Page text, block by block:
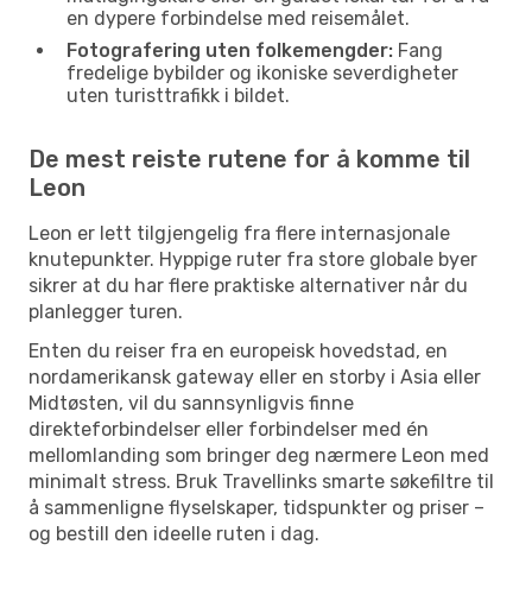
en dypere forbindelse med reisemålet.
Fotografering uten folkemengder: Fang
fredelige bybilder og ikoniske severdigheter
uten turisttrafikk i bildet.
De mest reiste rutene for å komme til
Leon
Leon er lett tilgjengelig fra flere internasjonale
knutepunkter. Hyppige ruter fra store globale byer
sikrer at du har flere praktiske alternativer når du
planlegger turen.
Enten du reiser fra en europeisk hovedstad, en
nordamerikansk gateway eller en storby i Asia eller
Midtøsten, vil du sannsynligvis finne
direkteforbindelser eller forbindelser med én
mellomlanding som bringer deg nærmere Leon med
minimalt stress. Bruk Travellinks smarte søkefiltre til
å sammenligne flyselskaper, tidspunkter og priser –
og bestill den ideelle ruten i dag.